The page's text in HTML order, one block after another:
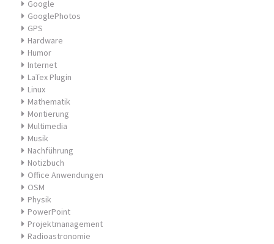
Google
GooglePhotos
GPS
Hardware
Humor
Internet
LaTex Plugin
Linux
Mathematik
Montierung
Multimedia
Musik
Nachführung
Notizbuch
Office Anwendungen
OSM
Physik
PowerPoint
Projektmanagement
Radioastronomie